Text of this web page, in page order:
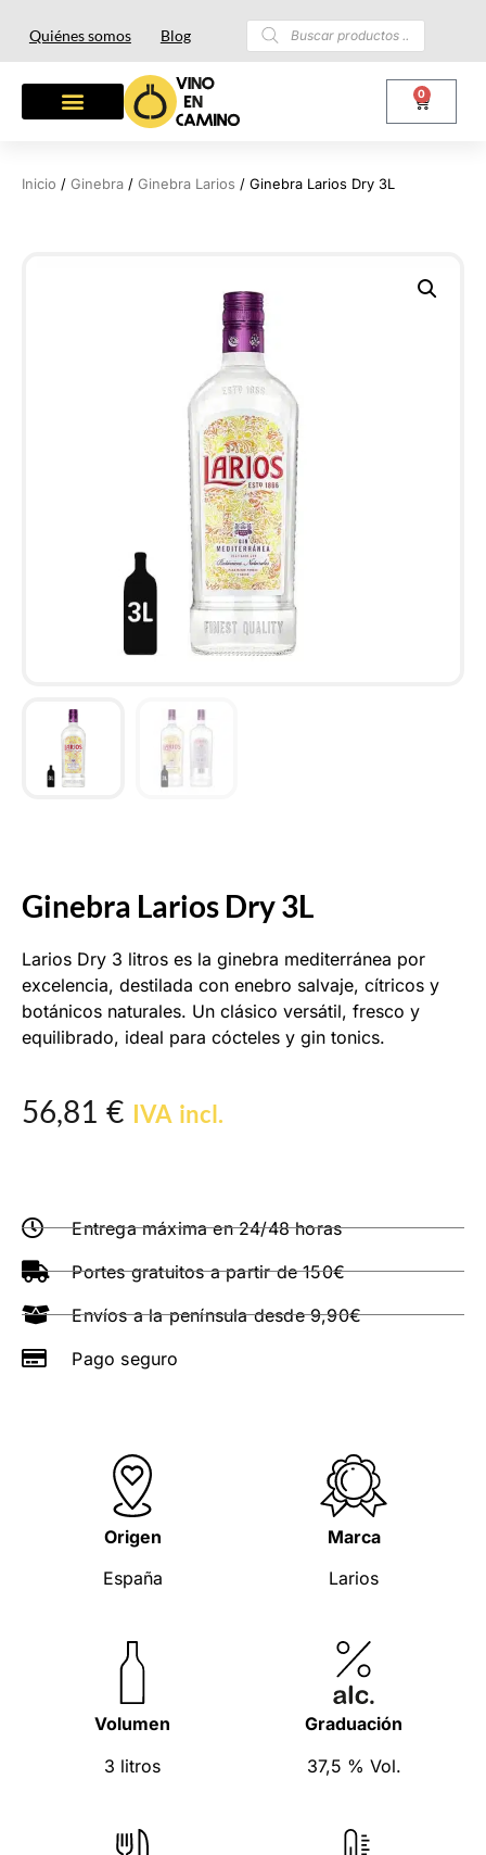
Quiénes somos Blog
0
Inicio / Ginebra / Ginebra Larios / Ginebra Larios Dry 3L
Ginebra Larios Dry 3L
Larios Dry 3 litros es la ginebra mediterránea por
excelencia, destilada con enebro salvaje, cítricos y
botánicos naturales. Un clásico versátil, fresco y
equilibrado, ideal para cócteles y gin tonics.
56,81 € IVA incl.
Entrega máxima en 24/48 horas
Portes gratuitos a partir de 150€
Envíos a la península desde 9,90€
Pago seguro
Origen
España
Marca
Larios
Volumen
3 litros
Graduación
37,5 % Vol.